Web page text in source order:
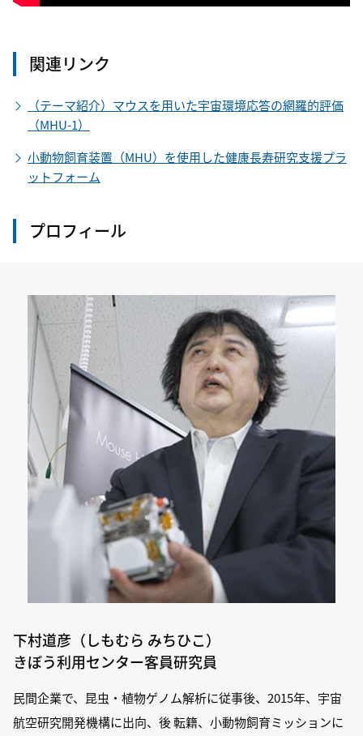
関連リンク
（テーマ紹介）マウスを用いた宇宙環境応答の網羅的評価
（MHU-1）
小動物飼育装置（MHU）を使用した健康長寿研究支援プラ
ットフォーム
プロフィール
下村道彦（しもむら みちひこ）
きぼう利用センター客員研究員
民間企業で、昆虫・植物ゲノム解析に従事後、2015年、宇宙
航空研究開発機構に出向、後 転籍、小動物飼育ミッションに